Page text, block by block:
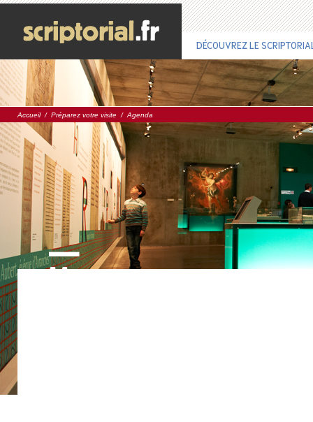
DÉCOUVREZ LE
Accueil/ Préparez votre visite / Agenda